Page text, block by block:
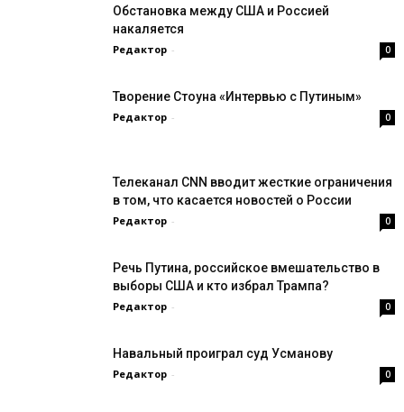
Обстановка между США и Россией
накаляется
Редактор - 0
Творение Стоуна «Интервью с Путиным»
Редактор - 0
Телеканал CNN вводит жесткие ограничения
в том, что касается новостей о России
Редактор - 0
Речь Путина, российское вмешательство в
выборы США и кто избрал Трампа?
Редактор - 0
Навальный проиграл суд Усманову
Редактор - 0